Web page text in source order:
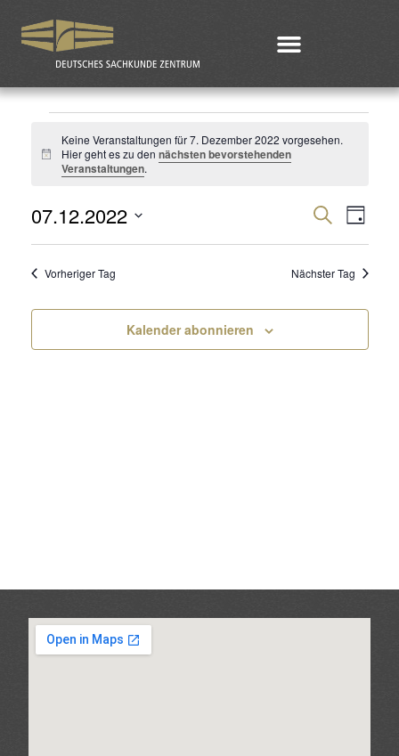
Hinweis
Keine Veranstaltungen für 7. Dezember 2022 vorgesehen.
Hier geht es zu dennächsten bevorstehenden
Veranstaltungen.
und
SucheTag
07.12.2022
Datum
wählen.
Vorheriger Tag Nächster Tag
Kalender abonnieren